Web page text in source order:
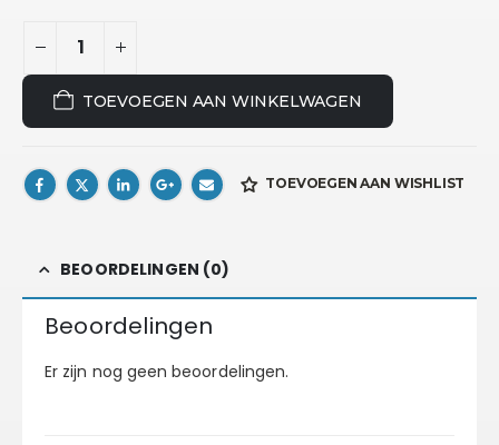
TOEVOEGEN AAN WINKELWAGEN
TOEVOEGEN AAN WISHLIST
BEOORDELINGEN (0)
Beoordelingen
Er zijn nog geen beoordelingen.